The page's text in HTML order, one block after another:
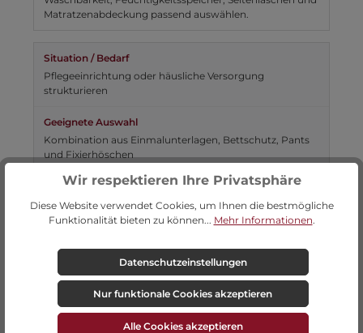
Matratzenabdeckung passend auswählen.
Pflegeeinrichtung oder häusliche Versorgung
strukturieren
Kombination aus Einmalunterlagen, Bettschutz, Pants
und Fixierhöschen
Meist ist nicht ein einzelnes Produkt entscheidend,
sondern die passende Versorgungskette.
Inkontinenzmaterial im Vergleich:
Pants, Fixierhöschen,
Einmalunterlagen oder Bettschutz?
Wir respektieren Ihre Privatsphäre
Diese Website verwendet Cookies, um Ihnen die bestmögliche
Funktionalität bieten zu können... Mehr Informationen.
Datenschutzeinstellungen
Nur funktionale Cookies akzeptieren
Alle Cookies akzeptieren